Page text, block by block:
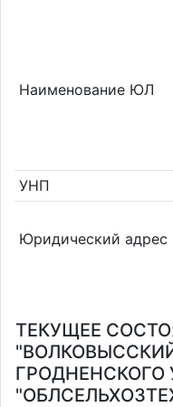
Наименование ЮЛ
УНП
Юридический адрес
ТЕКУЩЕЕ
ГРОДНЕНСКОГО